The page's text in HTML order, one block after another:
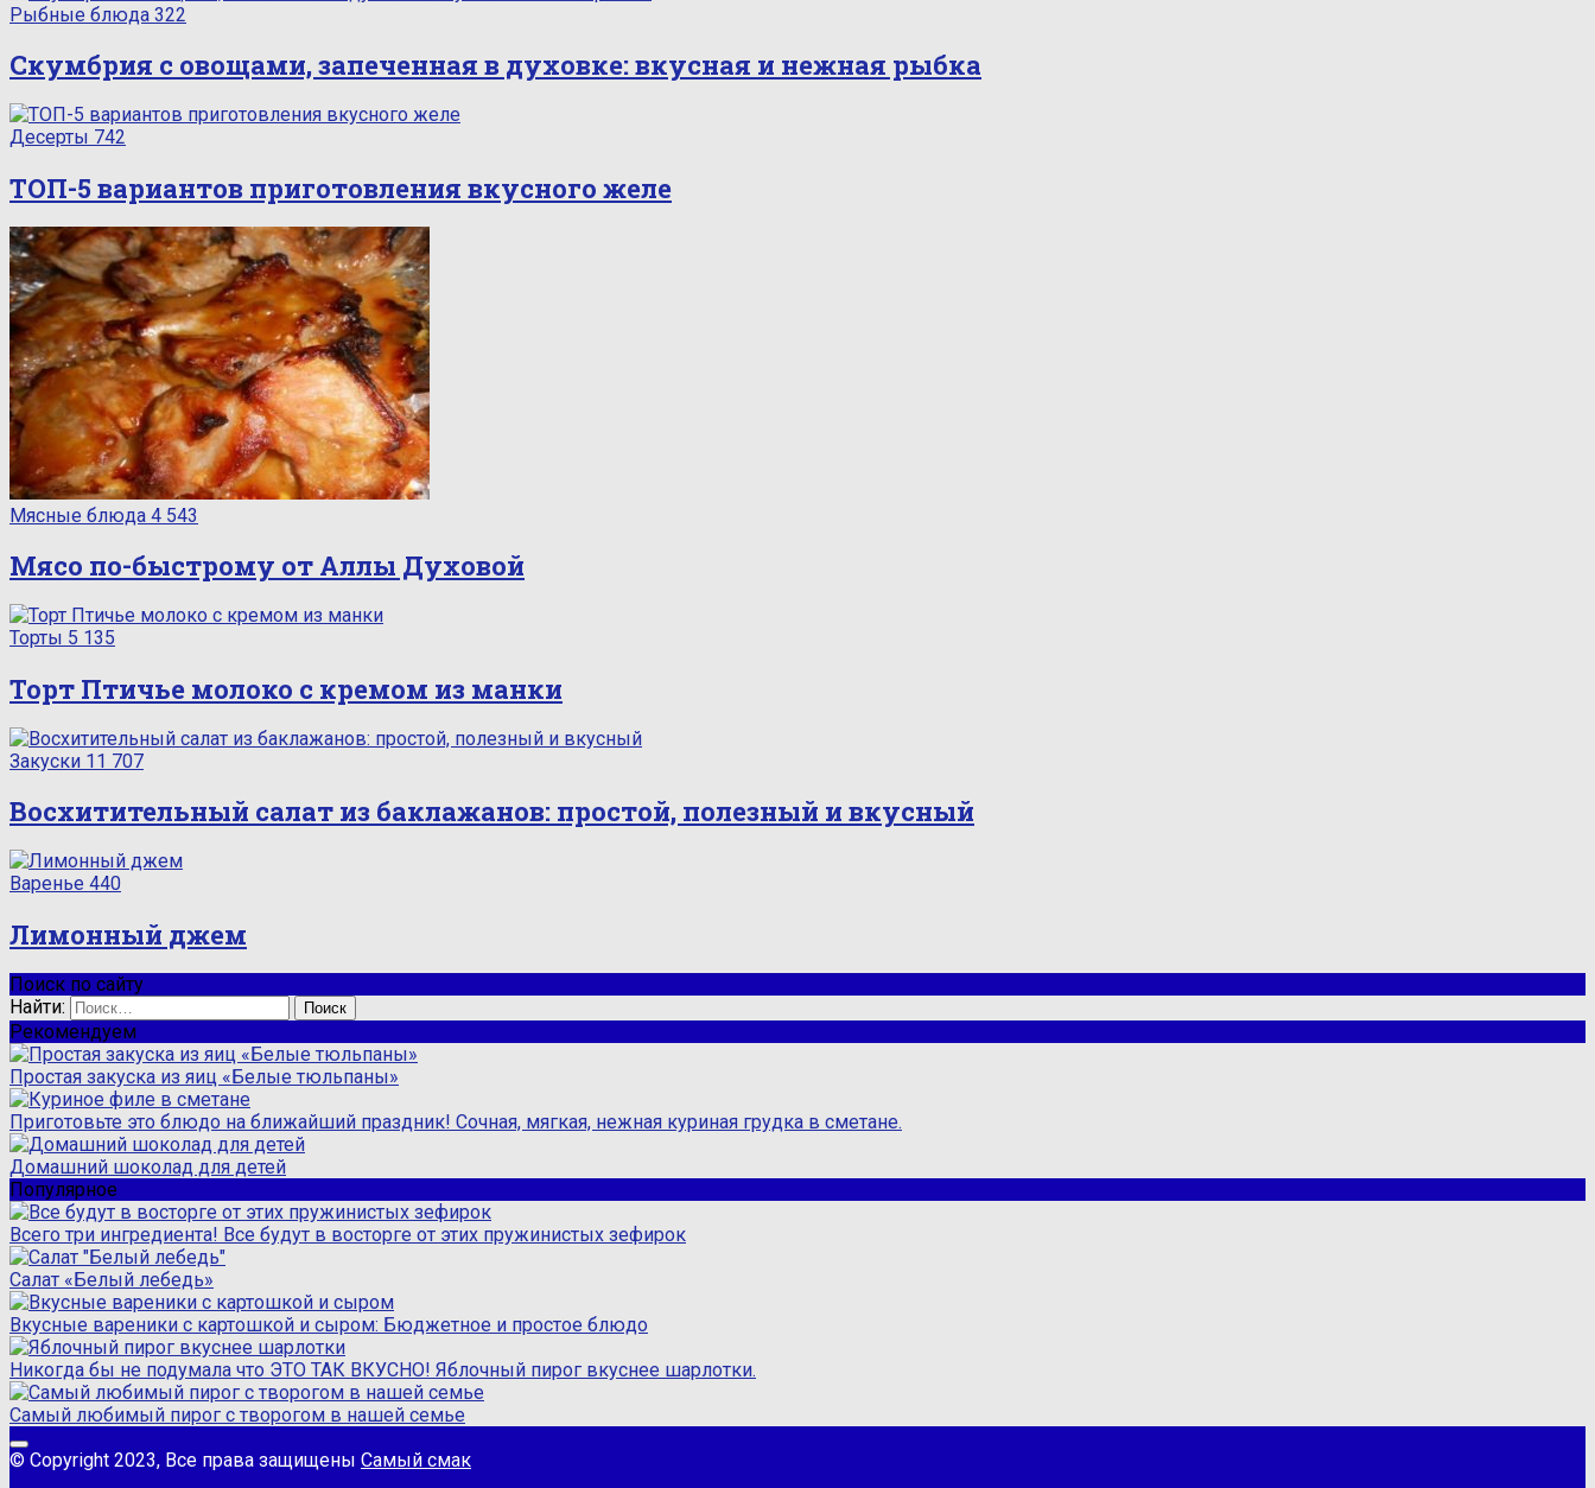
Рыбные блюда 322
Скумбрия с овощами, запеченная в духовке: вкусная и нежная рыбка
Десерты 742
ТОП-5 вариантов приготовления вкусного желе
Мясные блюда 4 543
Мясо по-быстрому от Аллы Духовой
Торты 5 135
Торт Птичье молоко с кремом из манки
Закуски 11 707
Восхитительный салат из баклажанов: простой, полезный и вкусный
Варенье 440
Лимонный джем
Поиск по сайту
Найти:
Рекомендуем
Простая закуска из яиц «Белые тюльпаны»
Приготовьте это блюдо на ближайший праздник! Сочная, мягкая, нежная куриная грудка в сметане.
Домашний шоколад для детей
Популярное
Всего три ингредиента! Все будут в восторге от этих пружинистых зефирок
Салат «Белый лебедь»
Вкусные вареники с картошкой и сыром: Бюджетное и простое блюдо
Никогда бы не подумала что ЭТО ТАК ВКУСНО! Яблочный пирог вкуснее шарлотки.
Самый любимый пирог с творогом в нашей семье
© Copyright 2023, Все права защищены Самый смак